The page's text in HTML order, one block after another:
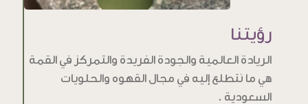
رؤيتنا
الريادة العالمية والجودة الفريدة والتمركز في القمة
هي ما نتطلع إليه في مجال القهوه والحلويات
السعودية .